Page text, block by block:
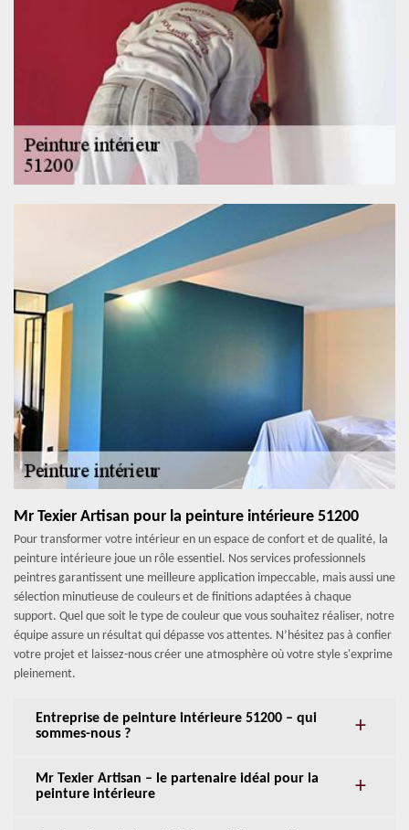
Mr Texier Artisan pour la peinture intérieure 51200
Pour transformer votre intérieur en un espace de confort et de qualité, la
peinture intérieure joue un rôle essentiel. Nos services professionnels
peintres garantissent une meilleure application impeccable, mais aussi une
sélection minutieuse de couleurs et de finitions adaptées à chaque
support. Quel que soit le type de couleur que vous souhaitez réaliser, notre
équipe assure un résultat qui dépasse vos attentes. N’hésitez pas à confier
votre projet et laissez-nous créer une atmosphère où votre style s'exprime
pleinement.
Entreprise de peinture intérieure 51200 – qui
sommes-nous ?
Mr Texier Artisan – le partenaire idéal pour la
peinture intérieure